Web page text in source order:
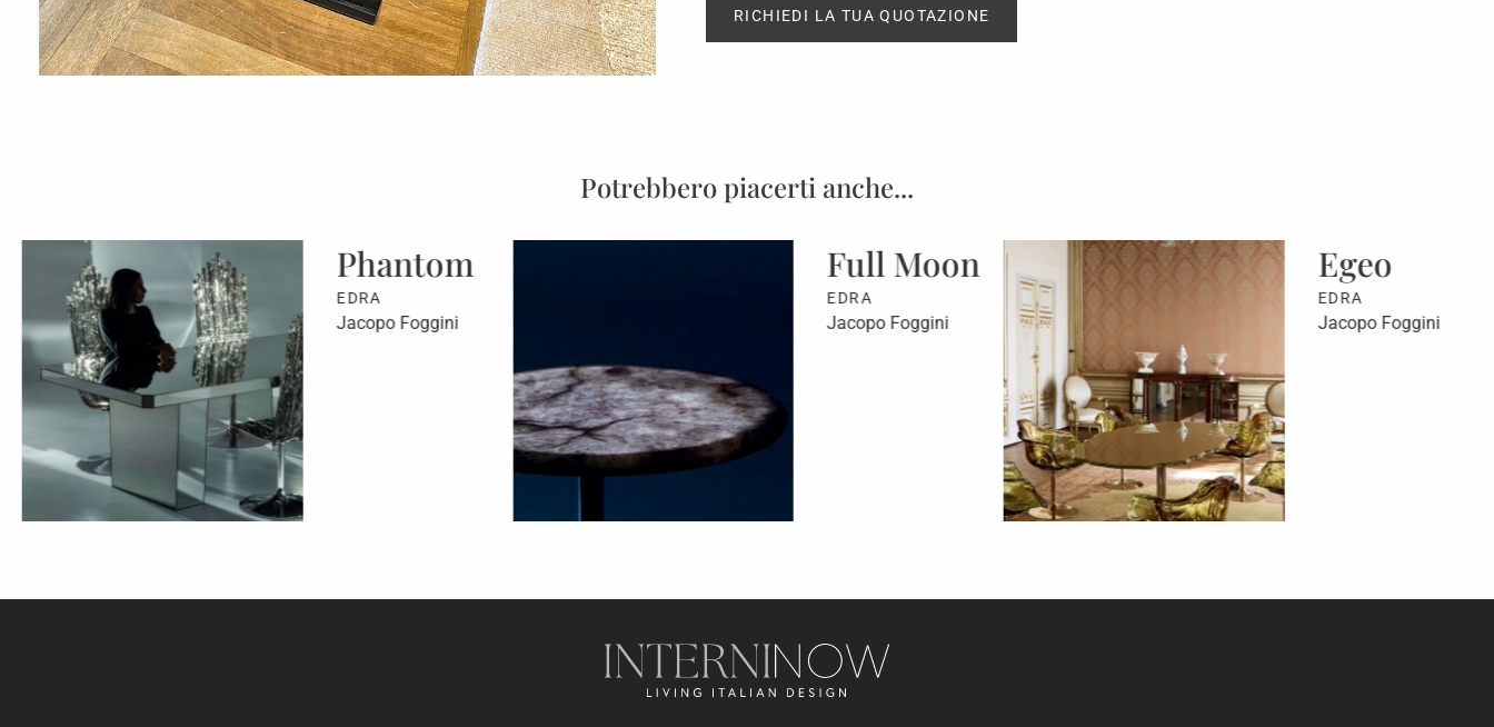
RICHIEDI LA TUA QUOTAZIONE
Potrebbero piacerti anche...
Phantom
EDRA
Jacopo Foggini
Full Moon
EDRA
Jacopo Foggini
Egeo
EDRA
Jacopo Foggini